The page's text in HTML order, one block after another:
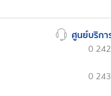
ศูนย์บริก
0
0